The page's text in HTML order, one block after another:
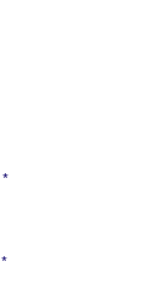
*
*